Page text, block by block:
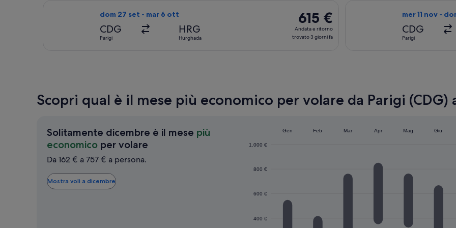
giorni
fa
dom 27 set - mar 6 ott
CDG
Parigi
HRG
Hurghada
615 €
Andata
e
615 €
Andata e ritorno
trovato 3 giorni fa
mer 11 nov -
CDG
Parigi
Scopri qual è il mese più economico per volare da Parigi (CDG)
Solitamente dicembre è il mese più
economico per volare
Da 162 € a 757 € a persona.
Mostra voli a dicembre
400 €
600 €
800 €
1.000 €
Gen Feb Mar Apr Mag Giu